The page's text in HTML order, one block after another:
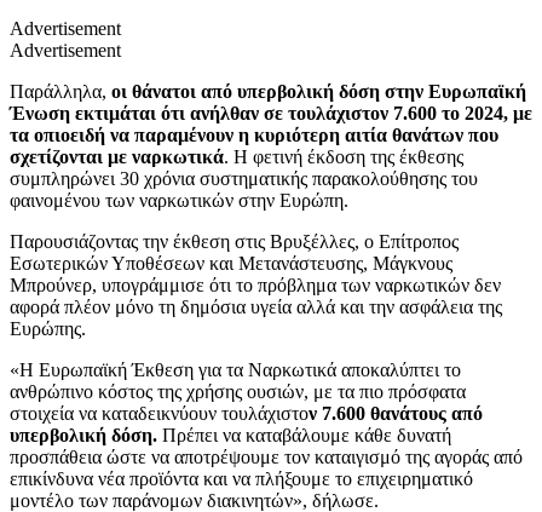
Advertisement
Advertisement
Παράλληλα, οι θάνατοι από υπερβολική δόση στην Ευρωπαϊκή
Ένωση εκτιμάται ότι ανήλθαν σε τουλάχιστον 7.600 το 2024, με
τα οπιοειδή να παραμένουν η κυριότερη αιτία θανάτων που
σχετίζονται με ναρκωτικά. Η φετινή έκδοση της έκθεσης
συμπληρώνει 30 χρόνια συστηματικής παρακολούθησης του
φαινομένου των ναρκωτικών στην Ευρώπη.
Παρουσιάζοντας την έκθεση στις Βρυξέλλες, ο Επίτροπος
Εσωτερικών Υποθέσεων και Μετανάστευσης, Μάγκνους
Μπρούνερ, υπογράμμισε ότι το πρόβλημα των ναρκωτικών δεν
αφορά πλέον μόνο τη δημόσια υγεία αλλά και την ασφάλεια της
Ευρώπης.
«Η Ευρωπαϊκή Έκθεση για τα Ναρκωτικά αποκαλύπτει το
ανθρώπινο κόστος της χρήσης ουσιών, με τα πιο πρόσφατα
στοιχεία να καταδεικνύουν τουλάχιστον 7.600 θανάτους από
υπερβολική δόση. Πρέπει να καταβάλουμε κάθε δυνατή
προσπάθεια ώστε να αποτρέψουμε τον καταιγισμό της αγοράς από
επικίνδυνα νέα προϊόντα και να πλήξουμε το επιχειρηματικό
μοντέλο των παράνομων διακινητών», δήλωσε.